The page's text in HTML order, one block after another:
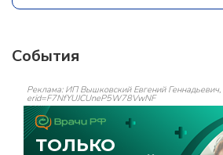
События
Реклама: ИП Вышковский Евгений
erid=F7NfYUJCUneP5W78VwNF